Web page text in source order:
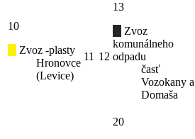
10
Zvoz -plasty
Hronovce
(Levice)
11 12
13
Zvoz
komunálneho
odpadu
časť
Vozokany a
Domaša
20